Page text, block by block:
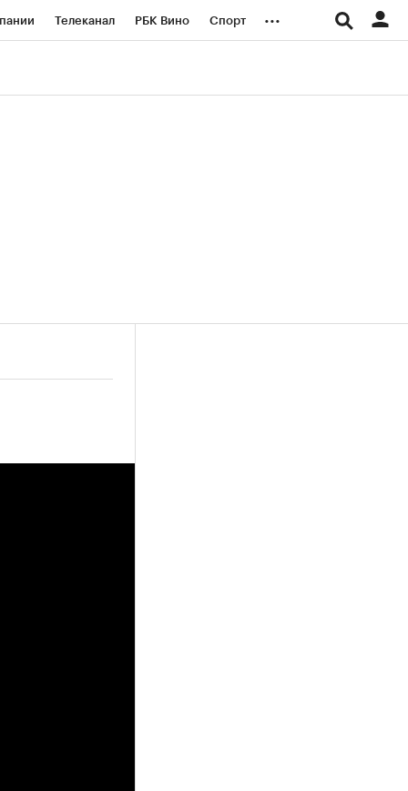
Телеканал РБК Вино Спорт ...